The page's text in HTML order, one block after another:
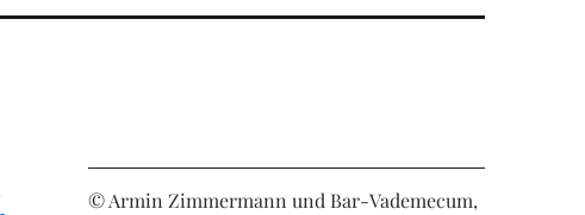
© Armin Zimmermann und Bar-Vademecum,